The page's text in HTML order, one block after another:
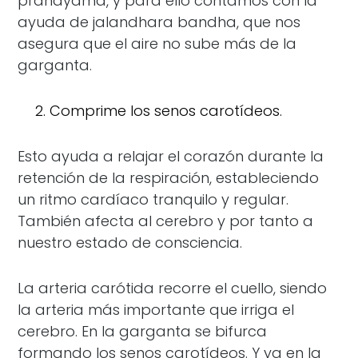
ayuda de jalandhara bandha, que nos
asegura que el aire no sube más de la
garganta.
Comprime los senos carotídeos.
Esto ayuda a relajar el corazón durante la
retención de la respiración, estableciendo
un ritmo cardíaco tranquilo y regular.
También afecta al cerebro y por tanto a
nuestro estado de consciencia.
La arteria carótida recorre el cuello, siendo
la arteria más importante que irriga el
cerebro. En la garganta se bifurca
formando los senos carotídeos. Y ya en la